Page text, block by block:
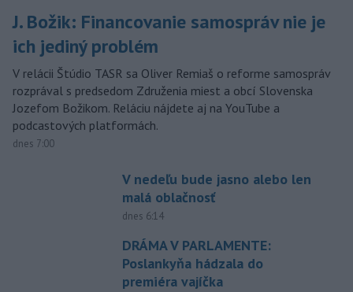
J. Božik: Financovanie samospráv nie je
ich jediný problém
V relácii Štúdio TASR sa Oliver Remiaš o reforme samospráv
rozprával s predsedom Združenia miest a obcí Slovenska
Jozefom Božikom. Reláciu nájdete aj na YouTube a
podcastových platformách.
dnes 7:00
V nedeľu bude jasno alebo len
malá oblačnosť
dnes 6:14
DRÁMA V PARLAMENTE:
Poslankyňa hádzala do
premiéra vajíčka